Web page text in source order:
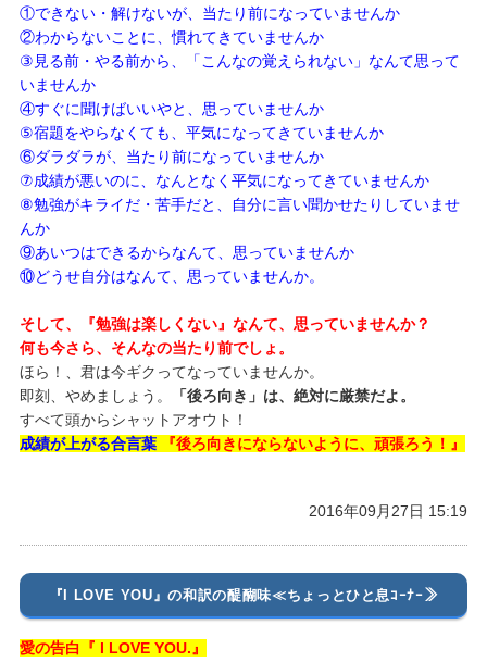
①できない・解けないが、当たり前になっていませんか
②わからないことに、慣れてきていませんか
③見る前・やる前から、「こんなの覚えられない」なんて思って
いませんか
④すぐに聞けばいいやと、思っていませんか
⑤宿題をやらなくても、平気になってきていませんか
⑥ダラダラが、当たり前になっていませんか
⑦成績が悪いのに、なんとなく平気になってきていませんか
⑧勉強がキライだ・苦手だと、自分に言い聞かせたりしていませ
んか
⑨あいつはできるからなんて、思っていませんか
⑩どうせ自分はなんて、思っていませんか。
そして、『勉強は楽しくない』なんて、思っていませんか？
何も今さら、そんなの当たり前でしょ。
ほら！、君は今ギクってなっていませんか。
即刻、やめましょう。
「後ろ向き」は、絶対に厳禁だよ。
すべて頭からシャットアオウト！
成績が上がる合言葉
『後ろ向きにならないように、頑張ろう！』
2016年09月27日 15:19
『I LOVE YOU』の和訳の醍醐味≪ちょっとひと息ｺｰﾅｰ≫
愛の告白『 I LOVE YOU.』